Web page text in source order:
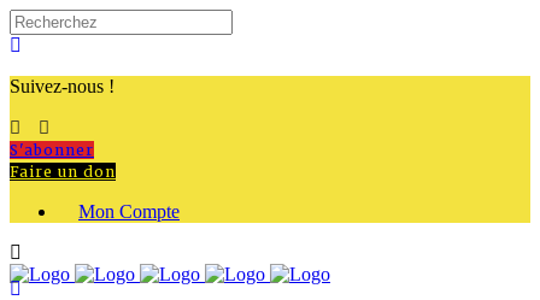
Suivez-nous !
S'abonner
Faire un don
Mon Compte